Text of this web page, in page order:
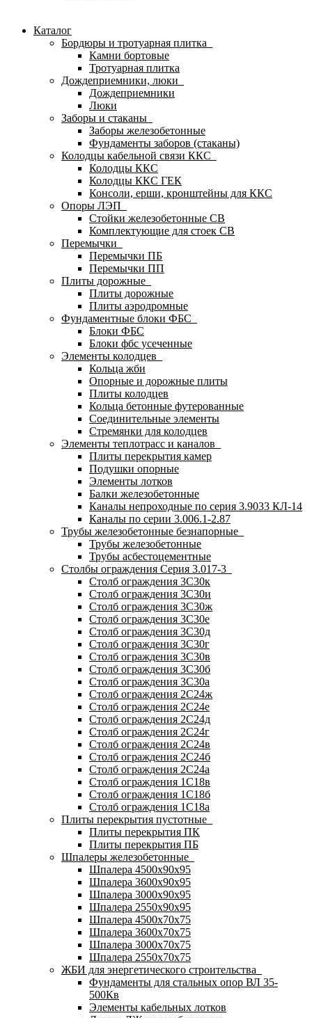
Каталог
Бордюры и тротуарная плитка
Камни бортовые
Тротуарная плитка
Дождеприемники, люки
Дождеприемники
Люки
Заборы и стаканы
Заборы железобетонные
Фундаменты заборов (стаканы)
Колодцы кабельной связи ККС
Колодцы ККС
Колодцы ККС ГЕК
Консоли, ерши, кронштейны для ККС
Опоры ЛЭП
Стойки железобетонные СВ
Комплектующие для стоек СВ
Перемычки
Перемычки ПБ
Перемычки ПП
Плиты дорожные
Плиты дорожные
Плиты аэродромные
Фундаментные блоки ФБС
Блоки ФБС
Блоки фбс усеченные
Элементы колодцев
Кольца жби
Опорные и дорожные плиты
Плиты колодцев
Кольца бетонные футерованные
Соединительные элементы
Стремянки для колодцев
Элементы теплотрасс и каналов
Плиты перекрытия камер
Подушки опорные
Элементы лотков
Балки железобетонные
Каналы непроходные по серия 3.9033 КЛ-14
Каналы по серии 3.006.1-2.87
Трубы железобетонные безнапорные
Трубы железобетонные
Трубы асбестоцементные
Столбы ограждения Серия 3.017-3
Столб ограждения 3С30к
Столб ограждения 3С30и
Столб ограждения 3С30ж
Столб ограждения 3С30е
Столб ограждения 3С30д
Столб ограждения 3С30г
Столб ограждения 3С30в
Столб ограждения 3С30б
Столб ограждения 3С30а
Столб ограждения 2С24ж
Столб ограждения 2С24е
Столб ограждения 2С24д
Столб ограждения 2С24г
Столб ограждения 2С24в
Столб ограждения 2С24б
Столб ограждения 2С24а
Столб ограждения 1С18в
Столб ограждения 1С18б
Столб ограждения 1С18а
Плиты перекрытия пустотные
Плиты перекрытия ПК
Плиты перекрытия ПБ
Шпалеры железобетонные
Шпалера 4500х90х95
Шпалера 3600х90х95
Шпалера 3000х90х95
Шпалера 2550х90х95
Шпалера 4500х70х75
Шпалера 3600х70х75
Шпалера 3000х70х75
Шпалера 2550х70х75
ЖБИ для энергетического строительства
Фундаменты для стальных опор ВЛ 35-
500Кв
Элементы кабельных лотков